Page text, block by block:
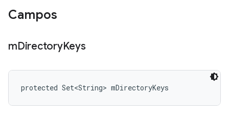
Campos
mDirectoryKeys
protected Set<String> mDirectoryKeys